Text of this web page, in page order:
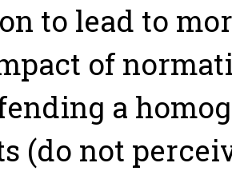
to lead to
of
a
(do not